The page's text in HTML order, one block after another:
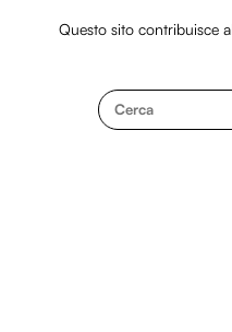
Questo sito contribuisce
Cerca